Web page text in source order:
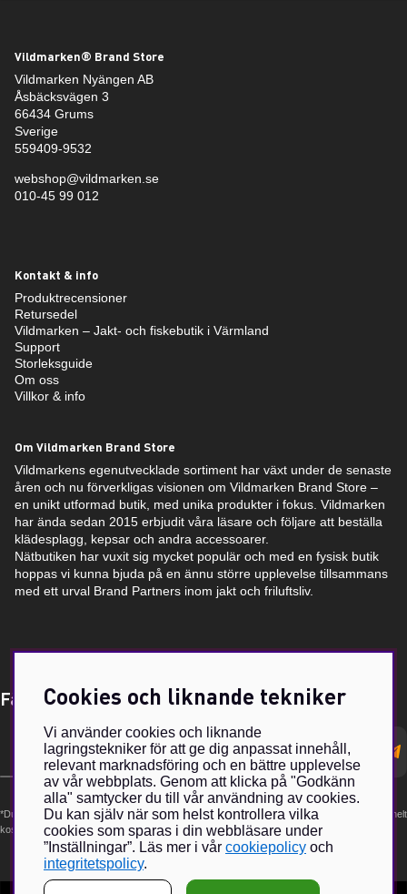
Vildmarken® Brand Store
Vildmarken Nyängen AB
Åsbäcksvägen 3
66434 Grums
Sverige
559409-9532
webshop@vildmarken.se
010-45 99 012
Kontakt & info
Produktrecensioner
Retursedel
Vildmarken – Jakt- och fiskebutik i Värmland
Support
Storleksguide
Om oss
Villkor & info
Om Vildmarken Brand Store
Vildmarkens egenutvecklade sortiment har växt under de senaste
åren och nu förverkligas visionen om Vildmarken Brand Store –
en unikt utformad butik, med unika produkter i fokus. Vildmarken
har ända sedan 2015 erbjudit våra läsare och följare att beställa
klädesplagg, kepsar och andra accessoarer.
Nätbutiken har vuxit sig mycket populär och med en fysisk butik
hoppas vi kunna bjuda på en ännu större upplevelse tillsammans
med ett urval Brand Partners inom jakt och friluftsliv.
Få Magasin Vildmarken direkt till din e-post!*
postadress
*Du kan även få erbjudanden och nyheter från samarbetspartners. Din prenumeration är helt
kostnadsfri och kan avslutas när som helst.
Cookies och liknande tekniker
Vi använder cookies och liknande
lagringstekniker för att ge dig anpassat innehåll,
relevant marknadsföring och en bättre upplevelse
av vår webbplats. Genom att klicka på "Godkänn
alla" samtycker du till vår användning av cookies.
Du kan själv när som helst kontrollera vilka
cookies som sparas i din webbläsare under
”Inställningar”. Läs mer i vår cookiepolicy och
integritetspolicy.